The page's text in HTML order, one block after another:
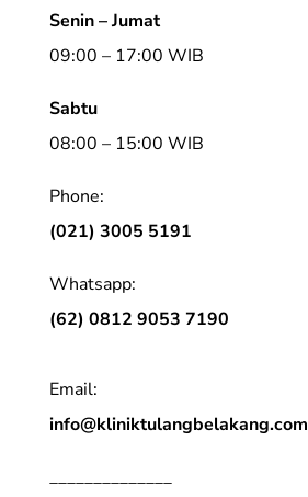
Senin – Jumat
09:00 – 17:00 WIB
Sabtu
08:00 – 15:00 WIB
Phone:
(021) 3005 5191
Whatsapp:
(62) 0812 9053 7190
Email:
info@kliniktulangbelakang.com
______________